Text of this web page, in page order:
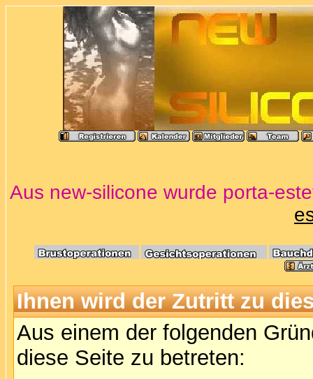
Aus new-silicone wurde porta-
Ihnen wird der Zutritt zu
Aus einem der folgenden
diese Seite zu betreten: